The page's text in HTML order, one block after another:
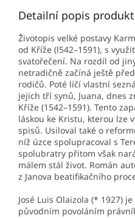
Detailní popis
Životopis velké postavy
od Kříže (l542–1591), s
svatořečení. Na rozdíl od
netradičně začíná ještě
rodičů. Poté líčí vlastní
jejich tří synů, Juana, dnes
Kříže (1542–1591). Tento
láskou ke Kristu, kterou lze
spisů. Usiloval také o
níž úzce spolupracoval s
spolubratry přitom však
málem stál život. Román
z Janova beatifikačního
José Luis Olaizola (* 1927)
původním povoláním